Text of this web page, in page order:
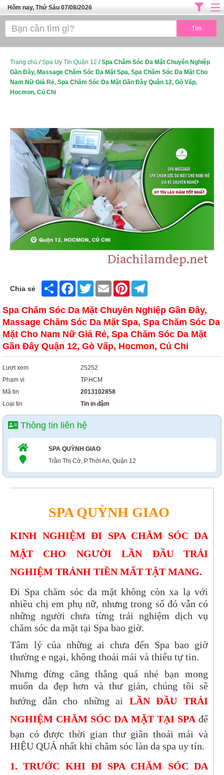
Hôm nay, Thứ Sáu 07/08/2026
Trang chủ
SPA TPHCM
Salon Tóc - Tiệm Nail
TOP SÀI GÒN
Mỹ Phẩm
Dịch Vụ Y Tế
Trang chủ /Spa Uy Tín Quận 12 /Spa Chăm Sóc Da Mặt Chuyên Nghiệp
Gần Đây, Massage Chăm Sóc Da Mặt Spa, Spa Chăm Sóc Da Mặt Cho
Nam Nữ Giá Rẻ, Spa Chăm Sóc Da Mặt Gần Đây Quận 12, Gò Vấp,
Hocmon, Củ Chi
Chia sẻ Share FacebookTwitter Email Pinterest
Spa Chăm Sóc Da Mặt Chuyên Nghiệp Gần Đây,
Massage Chăm Sóc Da Mặt Spa, Spa Chăm Sóc Da
Mặt Cho Nam Nữ Giá Rẻ, Spa Chăm Sóc Da Mặt
Gần Đây Quận 12, Gò Vấp, Hocmon, Củ Chi
Lượt xem
25252
Phạm vi
TP.HCM
Mã tin
2013102858
Loại tin
Tin in đậm
Thông tin liên hệ
SPA QUỲNH GIAO
Trần Thị Cờ, P.Thới An, Quận 12
SPA QUỲNH GIAO
KINH NGHIỆM ĐI SPA CHĂM SÓC DA
MẶT CHO NGƯỜI LẦN ĐẦU TRẢI
NGHIỆM TRÁNH TIỀN MẤT TẬT MANG.
Đi Spa chăm sóc da mặt không còn xa lạ với
nhiều chị em phụ nữ, nhưng trong số đó vẫn có
những người chưa từng trải nghiệm dịch vụ
chăm sóc da mặt tại Spa bao giờ.
Tâm lý của những ai chưa đến Spa bao giờ
thường e ngại, không thoải mái và thiếu tự tin.
Nhưng đừng căng thẳng quá nhé bạn mong
muốn da đẹp hơn và thư giản, chúng tôi sẽ
hướng dẫn cho những ai LẦN ĐẦU TRẢI
NGHIỆM CHĂM SÓC DA MẶT TẠI SPA để
bạn có được thời gian thư giãn thoải mái và
HIỆU QUẢ nhất khi chăm sóc làn da spa uy tín.
1. TRƯỚC KHI ĐI SPA CHĂM SÓC DA